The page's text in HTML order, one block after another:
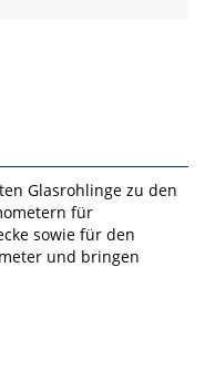
Glasrohlinge zu den
für
sowie für den
und bringen